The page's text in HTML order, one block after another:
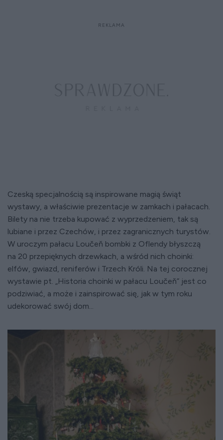
Czeską specjalnością są inspirowane magią świąt
wystawy, a właściwie prezentacje w zamkach i pałacach.
Bilety na nie trzeba kupować z wyprzedzeniem, tak są
lubiane i przez Czechów, i przez zagranicznych turystów.
W uroczym pałacu Loučeň bombki z Oflendy błyszczą
na 20 przepięknych drzewkach, a wśród nich choinki:
elfów, gwiazd, reniferów i Trzech Króli. Na tej corocznej
wystawie pt. „Historia choinki w pałacu Loučeň” jest co
podziwiać, a może i zainspirować się, jak w tym roku
udekorować swój dom...